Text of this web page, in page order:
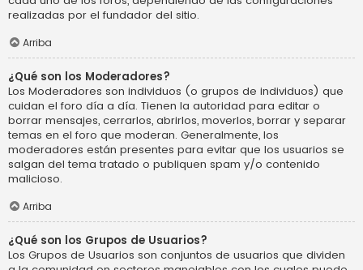
realizadas por el fundador del sitio.
Arriba
¿Qué son los Moderadores?
Los Moderadores son individuos (o grupos de individuos) que
cuidan el foro día a día. Tienen la autoridad para editar o
borrar mensajes, cerrarlos, abrirlos, moverlos, borrar y separar
temas en el foro que moderan. Generalmente, los
moderadores están presentes para evitar que los usuarios se
salgan del tema tratado o publiquen spam y/o contenido
malicioso.
Arriba
¿Qué son los Grupos de Usuarios?
Los Grupos de Usuarios son conjuntos de usuarios que dividen